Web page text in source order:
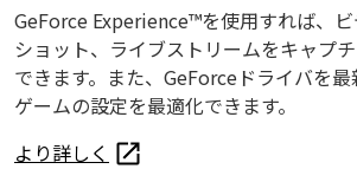
GeForce Experience™を使用すれば、
ショット、ライブストリームをキャプ
できます。また、GeForceドライバを最
ゲームの設定を最適化できます。
より詳しく